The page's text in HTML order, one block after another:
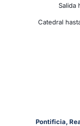
Salida
Catedral
Pontificia,